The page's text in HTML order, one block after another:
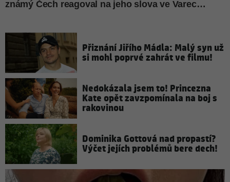
Přiznání Jiřího Mádla: Malý syn už
si mohl poprvé zahrát ve filmu!
Nedokázala jsem to! Princezna
Kate opět zavzpomínala na boj s
rakovinou
Dominika Gottová nad propastí?
Výčet jejích problémů bere dech!